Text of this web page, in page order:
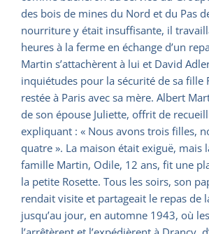
des bois de mines du Nord et du Pas
nourriture y était insuffisante, il
heures à la ferme en échange d’un
Martin s’attachèrent à lui et David
inquiétudes pour la sécurité de sa fille
restée à Paris avec sa mère. Albert
de son épouse Juliette, offrit de
expliquant : « Nous avons trois filles,
quatre ». La maison était exiguë, mais
famille Martin, Odile, 12 ans, fit une
la petite Rosette. Tous les soirs, son
rendait visite et partageait le repas de
jusqu’au jour, en automne 1943, où